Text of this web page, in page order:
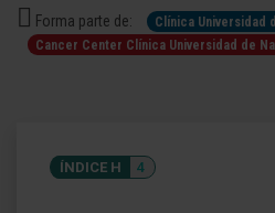
Forma parte de:
Clínica Universidad
Cancer Center Clínica Universidad de
ÍNDICE H 4